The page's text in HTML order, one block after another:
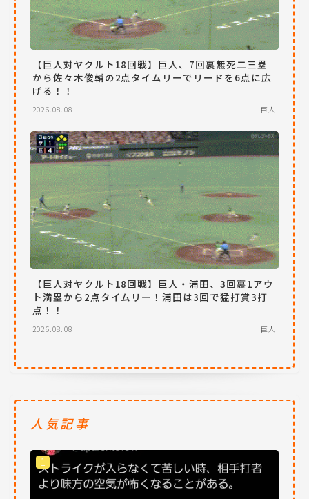
【巨人対ヤクルト18回戦】巨人、7回裏無死二三塁
から佐々木俊輔の2点タイムリーでリードを6点に広
げる！！
2026.08.08 巨人
【巨人対ヤクルト18回戦】巨人・浦田、3回裏1アウ
ト満塁から2点タイムリー！浦田は3回で猛打賞3打
点！！
2026.08.08 巨人
人気記事